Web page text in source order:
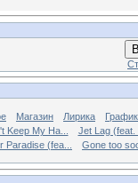
Магазин Лирика
Keep My Ha...
Jet Lag (feat.
Paradise (fea...
Gone too